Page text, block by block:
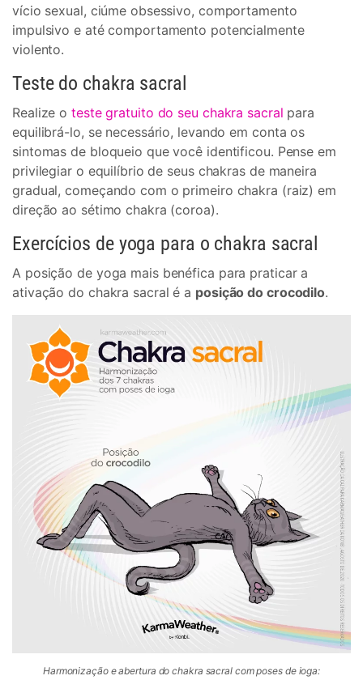
vício sexual, ciúme obsessivo, comportamento
impulsivo e até comportamento potencialmente
violento.
Teste do chakra sacral
Realize oteste gratuito do seu chakra sacral para
equilibrá-lo, se necessário, levando em conta os
sintomas de bloqueio que você identificou. Pense em
privilegiar o equilíbrio de seus chakras de maneira
gradual, começando com o primeiro chakra (raiz) em
direção ao sétimo chakra (coroa).
Exercícios de yoga para o chakra sacral
A posição de yoga mais benéfica para praticar a
ativação do chakra sacral é a posição do crocodilo.
Harmonização e abertura do chakra sacral com poses de ioga: